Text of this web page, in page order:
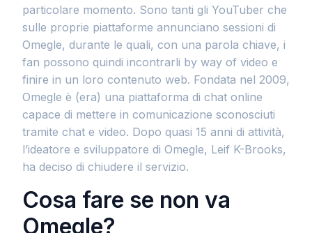
particolare momento. Sono tanti gli YouTuber che
sulle proprie piattaforme annunciano sessioni di
Omegle, durante le quali, con una parola chiave, i
fan possono quindi incontrarli by way of video e
finire in un loro contenuto web. Fondata nel 2009,
Omegle è (era) una piattaforma di chat online
capace di mettere in comunicazione sconosciuti
tramite chat e video. Dopo quasi 15 anni di attività,
l’ideatore e sviluppatore di Omegle, Leif K-Brooks,
ha deciso di chiudere il servizio.
Cosa fare se non va
Omegle?